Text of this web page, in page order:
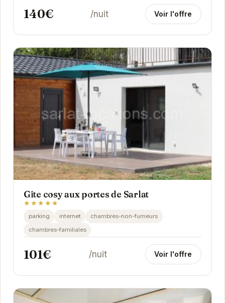
140€ /nuit Voir l'offre
Gîte cosy aux portes de Sarlat
★★★★★
parking internet
chambres-non-fumeurs
chambres-familiales
101€ /nuit Voir l'offre